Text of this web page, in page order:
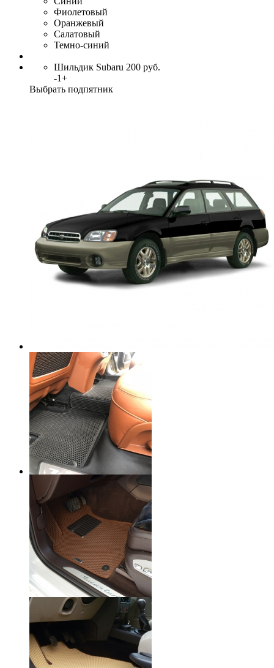
Фиолетовый
Оранжевый
Салатовый
Темно-синий
Шильдик Subaru 200 руб.
-1+
Выбрать подпятник